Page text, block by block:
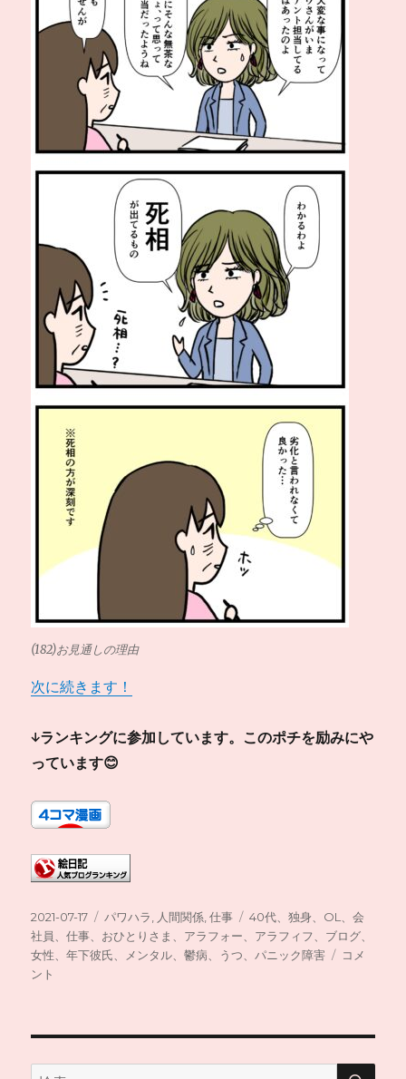
(182)お見通しの理由
次に続きます！
↓ランキングに参加しています。このポチを励みにや
っています😊
投
稿
日:
2021-07-17
カ
テ
ゴ
パワハラ 人間関係 ,仕事
タ
グ
40代、独身、OL、会
社員、仕事、おひとりさま、アラフォー、アラフィフ、ブログ、
女性、年下彼氏、メンタル、鬱病、うつ、パニック障害
(182)
理
コメ
ント
検
検